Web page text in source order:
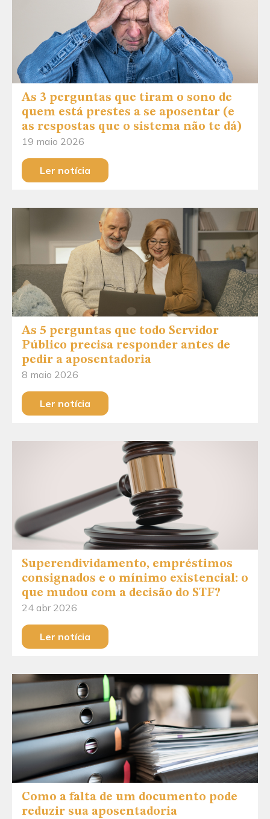
As 3 perguntas que tiram o sono de
quem está prestes a se aposentar (e
as respostas que o sistema não te dá)
19 maio 2026
Ler notícia
As 5 perguntas que todo Servidor
Público precisa responder antes de
pedir a aposentadoria
8 maio 2026
Ler notícia
Superendividamento, empréstimos
consignados e o mínimo existencial: o
que mudou com a decisão do STF?
24 abr 2026
Ler notícia
Como a falta de um documento pode
reduzir sua aposentadoria